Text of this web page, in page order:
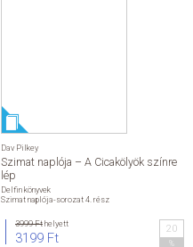
Dav Pilkey
Szimat naplója – A Cicakölyök színre
lép
Delfin könyvek
Szimat naplója-sorozat 4. rész
3999 Fthelyett
3199 Ft
20